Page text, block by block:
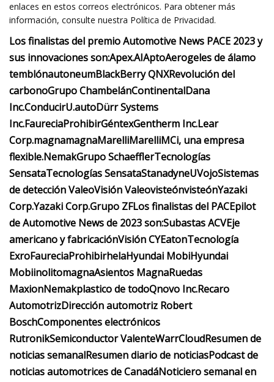
enlaces en estos correos electrónicos. Para obtener más
información, consulte nuestra Política de Privacidad.
Los finalistas del premio Automotive News PACE 2023 y
sus innovaciones son:Apex.AIAptoAerogeles de álamo
temblónautoneumBlackBerry QNXRevolución del
carbonoGrupo ChambelánContinentalDana
Inc.ConducirU.autoDürr Systems
Inc.FaureciaProhibirGéntexGentherm Inc.Lear
Corp.magnamagnaMarelliMarelliMCi, una empresa
flexible.NemakGrupo SchaefflerTecnologías
SensataTecnologías SensataStanadyneUVojoSistemas
de detección ValeoVisión ValeovisteónvisteónYazaki
Corp.Yazaki Corp.Grupo ZFLos finalistas del PACEpilot
de Automotive News de 2023 son:Subastas ACVEje
americano y fabricaciónVisión CYEatonTecnología
ExroFaureciaProhibirhelaHyundai MobiHyundai
MobiinolitomagnaAsientos MagnaRuedas
MaxionNemakplastico de todoQnovo Inc.Recaro
AutomotrizDirección automotriz Robert
BoschComponentes electrónicos
RutronikSemiconductor ValenteWarrCloudResumen de
noticias semanalResumen diario de noticiasPodcast de
noticias automotrices de CanadáNoticiero semanal en